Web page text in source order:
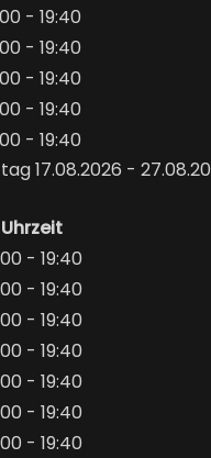
- 19:40
- 19:40
- 19:40
- 19:40
- 19:40
17.08.2026 -
Uhrzeit
- 19:40
- 19:40
- 19:40
- 19:40
- 19:40
- 19:40
- 19:40